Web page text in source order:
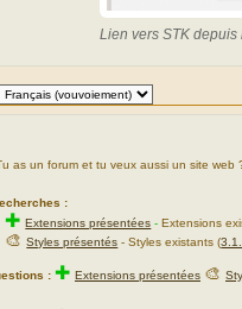
Lien vers STK depuis
as un forum et tu veux aussi un site web
:
✚Extensions présentées - Extensions
🎨Styles présentés - Styles existants (
: ✚ Extensions présentées 🎨